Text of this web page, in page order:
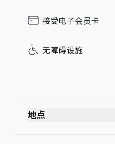
接受电子会员卡
无障碍设施
地点
出发